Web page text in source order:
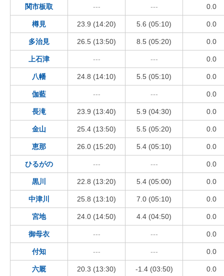
関市板取 --- --- 0.0
樽見 23.9 (14:20) 5.6 (05:10) 0.0
多治見 26.5 (13:50) 8.5 (05:20) 0.0
上石津 --- --- 0.0
八幡 24.8 (14:10) 5.5 (05:10) 0.0
伽藍 --- --- 0.0
長滝 23.9 (13:40) 5.9 (04:30) 0.0
金山 25.4 (13:50) 5.5 (05:20) 0.0
恵那 26.0 (15:20) 5.4 (05:10) 0.0
ひるがの --- --- 0.0
黒川 22.8 (13:20) 5.4 (05:00) 0.0
中津川 25.8 (13:10) 7.0 (05:10) 0.0
宮地 24.0 (14:50) 4.4 (04:50) 0.0
御母衣 --- --- 0.0
付知 --- --- 0.0
六厩 20.3 (13:30) -1.4 (03:50) 0.0